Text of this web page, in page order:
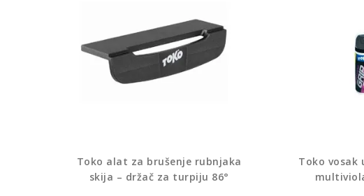
Toko alat za brušenje rubnjaka
skija – držač za turpiju 86°
Toko vosak